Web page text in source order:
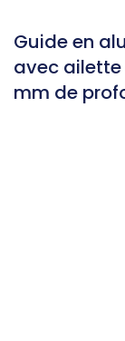
Guide en
avec ailette
mm de